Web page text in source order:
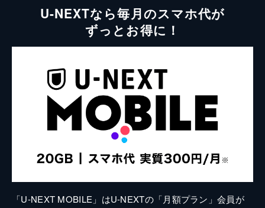
U-NEXTなら毎月のスマホ代が
ずっとお得に！
「U-NEXT MOBILE」はU-NEXTの「月額プラン」会員が